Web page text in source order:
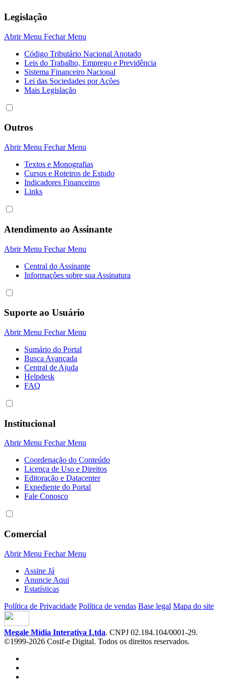
Legislação
Abrir Menu Fechar Menu
Código Tributário Nacional Anotado
Leis do Trabalho, Emprego e Previdência
Sistema Financeiro Nacional
Lei das Sociedades por Açôes
Mais Legislação
Outros
Abrir Menu Fechar Menu
Textos e Monografias
Cursos e Roteiros de Estudo
Indicadores Financeiros
Links
Atendimento ao Assinante
Abrir Menu Fechar Menu
Central do Assinante
Informaçôes sobre sua Assinatura
Suporte ao Usuário
Abrir Menu Fechar Menu
Sumário do Portal
Busca Avançada
Central de Ajuda
Helpdesk
FAQ
Institucional
Abrir Menu Fechar Menu
Coordenação do Conteúdo
Licença de Uso e Direitos
Editoração e Datacenter
Expediente do Portal
Fale Conosco
Comercial
Abrir Menu Fechar Menu
Assine Já
Anuncie Aqui
Estatísticas
Política de Privacidade Política de vendas Base legal Mapa do site
Megale Mídia Interativa Ltda. CNPJ 02.184.104/0001-29.
©1999-2026 Cosif-e Digital. Todos os direitos reservados.